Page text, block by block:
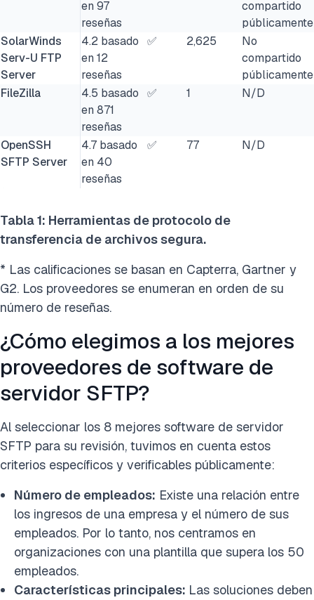
en 97
reseñas
compartido
públicamente
SolarWinds
Serv-U FTP
Server
4.2 basado
en 12
reseñas
✅ 2,625
No
compartido
públicamente
FileZilla
4.5 basado
en 871
reseñas
✅ 1 N/D
OpenSSH
SFTP Server
4.7 basado
en 40
reseñas
✅ 77 N/D
Tabla 1: Herramientas de protocolo de
transferencia de archivos segura.
* Las calificaciones se basan en Capterra, Gartner y
G2. Los proveedores se enumeran en orden de su
número de reseñas.
¿Cómo elegimos a los mejores
proveedores de software de
servidor SFTP?
Al seleccionar los 8 mejores software de servidor
SFTP para su revisión, tuvimos en cuenta estos
criterios específicos y verificables públicamente:
Número de empleados: Existe una relación entre
los ingresos de una empresa y el número de sus
empleados. Por lo tanto, nos centramos en
organizaciones con una plantilla que supera los 50
empleados.
Características principales: Las soluciones deben